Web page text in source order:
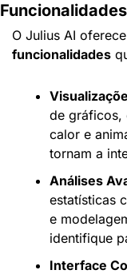
funcionalidades
de gráficos,
calor e
tornam a
Análises
estatísticas
e
identifique
Interface